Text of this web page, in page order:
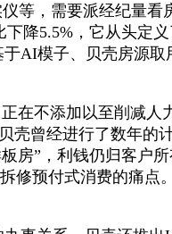
，需要派经纪量看
降5.5%，它从头
AI模子、贝壳房源取
不添加以至削减人
壳曾经进行了数年的
房”，利钱仍归客户
修预付式消费的痛点